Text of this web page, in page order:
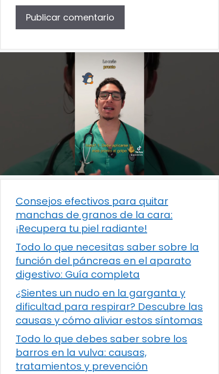
Consejos efectivos para quitar
manchas de granos de la cara:
¡Recupera tu piel radiante!
Todo lo que necesitas saber sobre la
función del páncreas en el aparato
digestivo: Guía completa
¿Sientes un nudo en la garganta y
dificultad para respirar? Descubre las
causas y cómo aliviar estos síntomas
Todo lo que debes saber sobre los
barros en la vulva: causas,
tratamientos y prevención